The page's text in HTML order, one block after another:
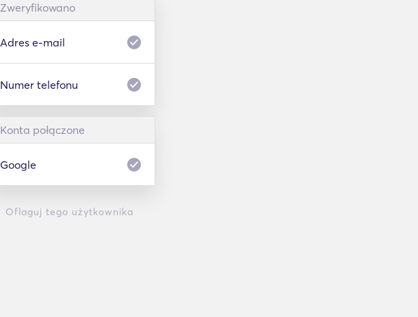
Zweryfikowano
Adres e-mail
Numer telefonu
Konta połączone
Google
Oflaguj tego użytkownika